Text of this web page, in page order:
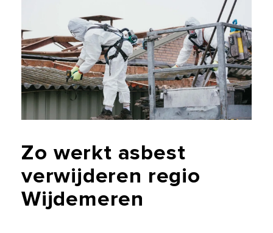
Zo werkt asbest
verwijderen regio
Wijdemeren